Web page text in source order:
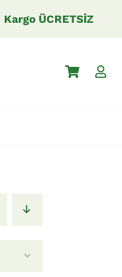
Kargo ÜCRETSİZ